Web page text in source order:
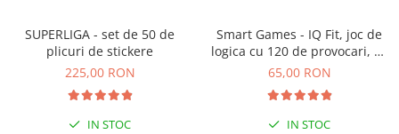
SUPERLIGA - set de 50 de
plicuri de stickere
225,00 RON
IN STOC
Smart Games - IQ Fit, joc de
logica cu 120 de provocari, 6+
ani
65,00 RON
IN STOC